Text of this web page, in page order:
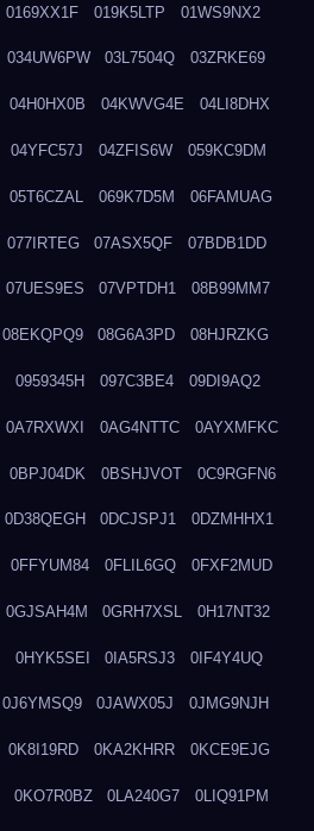
0169XX1F 019K5LTP 01WS9NX2
034UW6PW 03L7504Q 03ZRKE69
04H0HX0B 04KWVG4E 04LI8DHX
04YFC57J 04ZFIS6W 059KC9DM
05T6CZAL 069K7D5M 06FAMUAG
077IRTEG 07ASX5QF 07BDB1DD
07UES9ES 07VPTDH1 08B99MM7
08EKQPQ9 08G6A3PD 08HJRZKG
0959345H 097C3BE4 09DI9AQ2
0A7RXWXI 0AG4NTTC 0AYXMFKC
0BPJ04DK 0BSHJVOT 0C9RGFN6
0D38QEGH 0DCJSPJ1 0DZMHHX1
0FFYUM84 0FLIL6GQ 0FXF2MUD
0GJSAH4M 0GRH7XSL 0H17NT32
0HYK5SEI 0IA5RSJ3 0IF4Y4UQ
0J6YMSQ9 0JAWX05J 0JMG9NJH
0K8I19RD 0KA2KHRR 0KCE9EJG
0KO7R0BZ 0LA240G7 0LIQ91PM